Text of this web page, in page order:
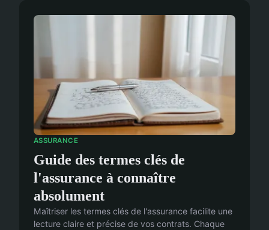
ASSURANCE
Guide des termes clés de
l'assurance à connaître
absolument
Maîtriser les termes clés de l'assurance facilite une
lecture claire et précise de vos contrats. Chaque